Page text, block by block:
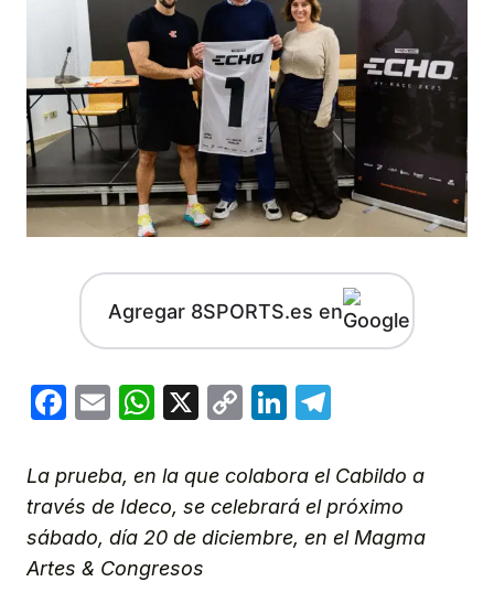
Agregar 8SPORTS.es en
Facebook
EmailWhatsApp
X
CopyLinkedIn
La prueba, en la que colabora el Cabildo a
través de Ideco, se celebrará el próximo
sábado, día 20 de diciembre, en el Magma
Artes & Congresos